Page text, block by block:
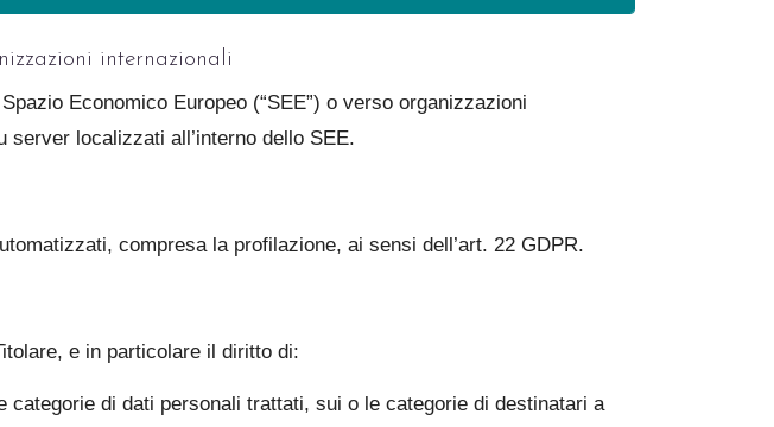
internazionali
Economico Europeo (“SEE”) o verso organizzazioni
localizzati all’interno dello SEE.
compresa la profilazione, ai sensi dell’art. 22 GDPR.
e in particolare il diritto di:
di dati personali trattati, sui o le categorie di destinatari a